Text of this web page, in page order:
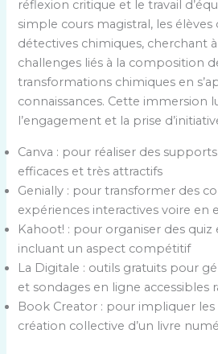
réflexion critique et le travail
simple cours magistral, les
détectives chimiques, cherchant
challenges liés à la composition
transformations chimiques en
connaissances. Cette immersion
l’engagement et la prise
Canva : pour réaliser des
efficaces et très attractifs
Genially : pour transformer des
expériences interactives voire en
Kahoot! : pour organiser des
incluant un aspect compétitif
La Digitale : outils gratuits pour
et sondages en ligne accessibles
Book Creator : pour impliquer les
création collective d’un livre